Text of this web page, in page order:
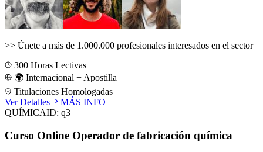
>> Únete a más de 1.000.000 profesionales interesados en el sector
300 Horas Lectivas
🌍 Internacional + Apostilla
Titulaciones Homologadas
Ver Detalles
MÁS INFO
QUÍMICAID: q3
Curso Online Operador de fabricación química